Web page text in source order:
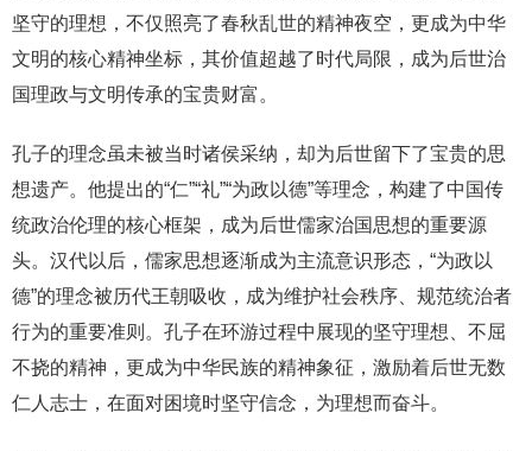
坚守的理想，不仅照亮了春秋乱世的精神夜空，更成为中华
文明的核心精神坐标，其价值超越了时代局限，成为后世治
国理政与文明传承的宝贵财富。
孔子的理念虽未被当时诸侯采纳，却为后世留下了宝贵的思
想遗产。他提出的“仁”“礼”“为政以德”等理念，构建了中国传
统政治伦理的核心框架，成为后世儒家治国思想的重要源
头。汉代以后，儒家思想逐渐成为主流意识形态，“为政以
德”的理念被历代王朝吸收，成为维护社会秩序、规范统治者
行为的重要准则。孔子在环游过程中展现的坚守理想、不屈
不挠的精神，更成为中华民族的精神象征，激励着后世无数
仁人志士，在面对困境时坚守信念，为理想而奋斗。